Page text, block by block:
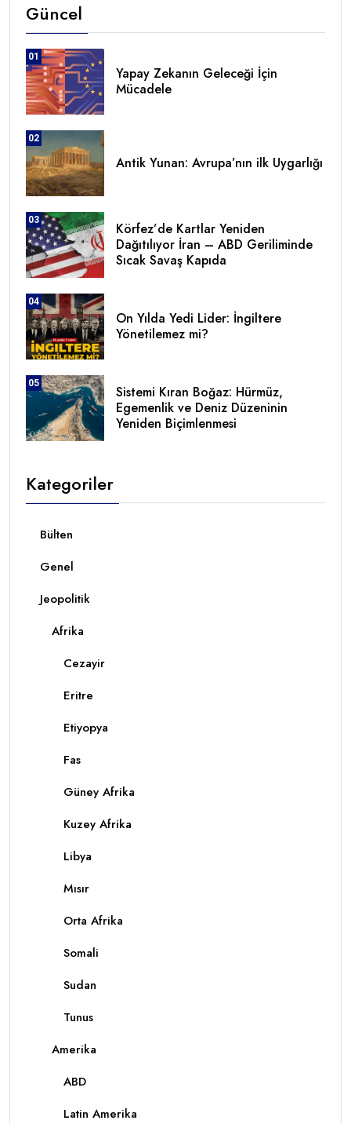
Güncel
01
Yapay Zekanın Geleceği İçin
Mücadele
02
Antik Yunan: Avrupa’nın ilk Uygarlığı
03
Körfez’de Kartlar Yeniden
Dağıtılıyor İran – ABD Geriliminde
Sıcak Savaş Kapıda
04
On Yılda Yedi Lider: İngiltere
Yönetilemez mi?
05
Sistemi Kıran Boğaz: Hürmüz,
Egemenlik ve Deniz Düzeninin
Yeniden Biçimlenmesi
Kategoriler
Bülten
Genel
Jeopolitik
Afrika
Cezayir
Eritre
Etiyopya
Fas
Güney Afrika
Kuzey Afrika
Libya
Mısır
Orta Afrika
Somali
Sudan
Tunus
Amerika
ABD
Latin Amerika